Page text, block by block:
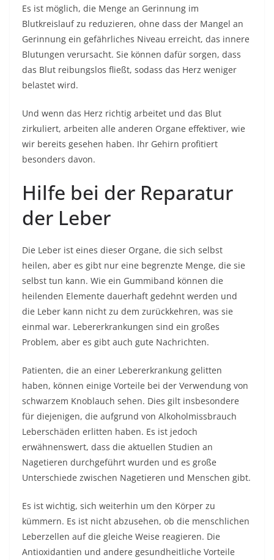
Es ist möglich, die Menge an Gerinnung im
Blutkreislauf zu reduzieren, ohne dass der Mangel an
Gerinnung ein gefährliches Niveau erreicht, das innere
Blutungen verursacht. Sie können dafür sorgen, dass
das Blut reibungslos fließt, sodass das Herz weniger
belastet wird.
Und wenn das Herz richtig arbeitet und das Blut
zirkuliert, arbeiten alle anderen Organe effektiver, wie
wir bereits gesehen haben. Ihr Gehirn profitiert
besonders davon.
Hilfe bei der Reparatur
der Leber
Die Leber ist eines dieser Organe, die sich selbst
heilen, aber es gibt nur eine begrenzte Menge, die sie
selbst tun kann. Wie ein Gummiband können die
heilenden Elemente dauerhaft gedehnt werden und
die Leber kann nicht zu dem zurückkehren, was sie
einmal war. Lebererkrankungen sind ein großes
Problem, aber es gibt auch gute Nachrichten.
Patienten, die an einer Lebererkrankung gelitten
haben, können einige Vorteile bei der Verwendung von
schwarzem Knoblauch sehen. Dies gilt insbesondere
für diejenigen, die aufgrund von Alkoholmissbrauch
Leberschäden erlitten haben. Es ist jedoch
erwähnenswert, dass die aktuellen Studien an
Nagetieren durchgeführt wurden und es große
Unterschiede zwischen Nagetieren und Menschen gibt.
Es ist wichtig, sich weiterhin um den Körper zu
kümmern. Es ist nicht abzusehen, ob die menschlichen
Leberzellen auf die gleiche Weise reagieren. Die
Antioxidantien und andere gesundheitliche Vorteile